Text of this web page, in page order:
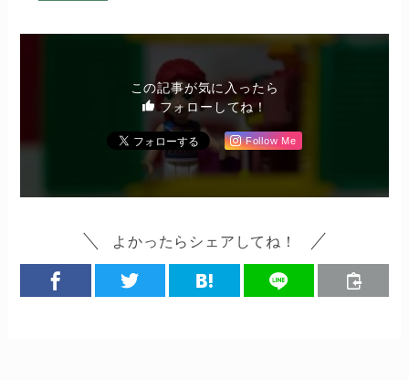
この記事が気に入ったら
フォローしてね！
Follow Me
よかったらシェアしてね！